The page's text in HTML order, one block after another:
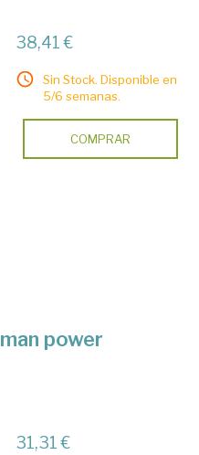
38,41 €
Sin Stock. Disponible en
5/6 semanas.
COMPRAR
power
31,31 €